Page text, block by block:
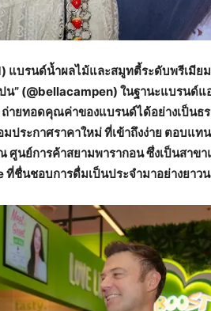
แบรนด์น้ำผลไม้และสมูทตี้ระดับพรีเมีย
น” (@bellacampen) ในฐานะแบรนด์
ถ่ายทอดคุณค่าของแบรนด์ได้อย่างเป็นธ
ประกาศราคาใหม่ ที่เข้าถึงง่าย ตอบแ
นย์การค้าสยามพารากอน ซึ่งเป็นสาขา
ที่ชื่นชอบการดื่มเป็นประจำมาอย่างยาว